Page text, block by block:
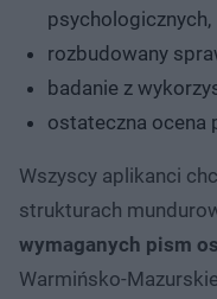
psychologicznych,
rozbudowany
badanie z
ostateczna ocena
Wszyscy aplikanci
strukturach
wymaganych pism
Warmińsko-